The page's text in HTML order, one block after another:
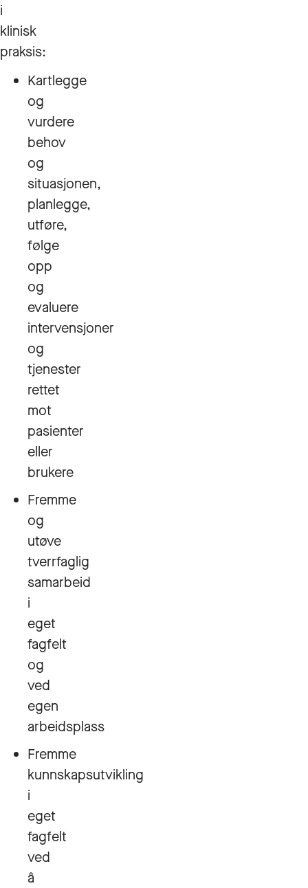
i
klinisk
praksis:
Kartlegge
og
vurdere
behov
og
situasjonen,
planlegge,
utføre,
følge
opp
og
evaluere
intervensjoner
og
tjenester
rettet
mot
pasienter
eller
brukere
Fremme
og
utøve
tverrfaglig
samarbeid
i
eget
fagfelt
og
ved
egen
arbeidsplass
Fremme
kunnskapsutvikling
i
eget
fagfelt
ved
å